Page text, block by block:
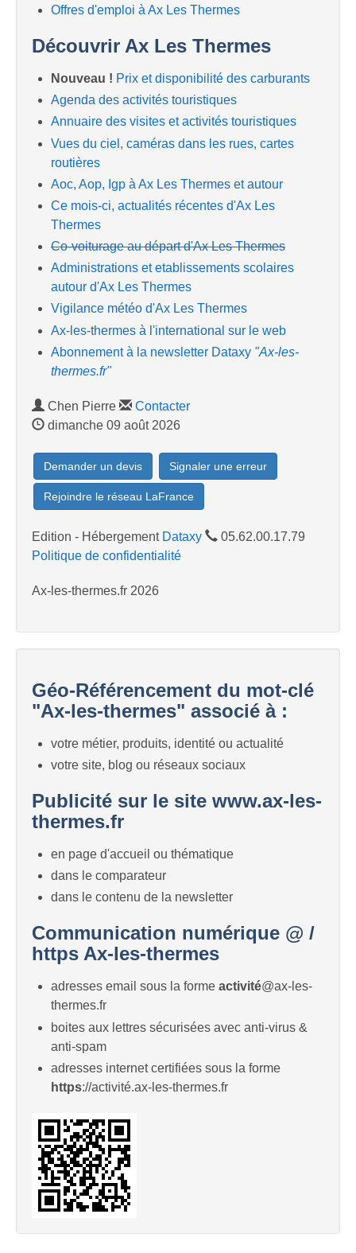
Offres d'emploi à Ax Les Thermes
Découvrir Ax Les Thermes
Nouveau ! Prix et disponibilité des carburants
Agenda des activités touristiques
Annuaire des visites et activités touristiques
Vues du ciel, caméras dans les rues, cartes
routières
Aoc, Aop, Igp à Ax Les Thermes et autour
Ce mois-ci, actualités récentes d'Ax Les
Thermes
Co-voiturage au départ d'Ax Les Thermes
Administrations et etablissements scolaires
autour d'Ax Les Thermes
Vigilance météo d'Ax Les Thermes
Ax-les-thermes à l'international sur le web
Abonnement à la newsletter Dataxy "Ax-les-
thermes.fr"
Chen Pierre
Contacter
dimanche 09 août 2026
Demander un devis Signaler une erreur
Rejoindre le réseau LaFrance
Edition - Hébergement Dataxy
05.62.00.17.79
Politique de confidentialité
Ax-les-thermes.fr 2026
Géo-Référencement du mot-clé
"Ax-les-thermes" associé à :
votre métier, produits, identité ou actualité
votre site, blog ou réseaux sociaux
Publicité sur le site www.ax-les-
thermes.fr
en page d'accueil ou thématique
dans le comparateur
dans le contenu de la newsletter
Communication numérique @ /
https Ax-les-thermes
adresses email sous la forme activité@ax-les-
thermes.fr
boites aux lettres sécurisées avec anti-virus &
anti-spam
adresses internet certifiées sous la forme
https://activité.ax-les-thermes.fr